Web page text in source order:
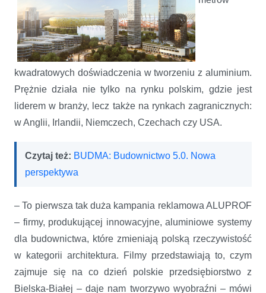
kwadratowych doświadczenia w tworzeniu z aluminium.
Prężnie działa nie tylko na rynku polskim, gdzie jest
liderem w branży, lecz także na rynkach zagranicznych:
w Anglii, Irlandii, Niemczech, Czechach czy USA.
Czytaj też: BUDMA: Budownictwo 5.0. Nowa
perspektywa
– To pierwsza tak duża kampania reklamowa ALUPROF
– firmy, produkującej innowacyjne, aluminiowe systemy
dla budownictwa, które zmieniają polską rzeczywistość
w kategorii architektura. Filmy przedstawiają to, czym
zajmuje się na co dzień polskie przedsiębiorstwo z
Bielska-Białej – daje nam tworzywo wyobraźni – mówi